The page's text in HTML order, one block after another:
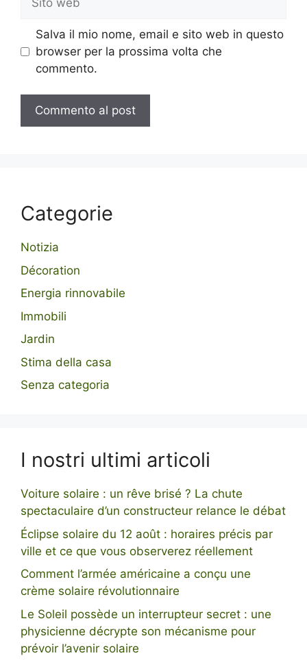
web
Salva il mio nome, email e sito web in questo
browser per la prossima volta che
commento.
Categorie
Notizia
Décoration
Energia rinnovabile
Immobili
Jardin
Stima della casa
Senza categoria
I nostri ultimi articoli
Voiture solaire : un rêve brisé ? La chute
spectaculaire d’un constructeur relance le débat
Éclipse solaire du 12 août : horaires précis par
ville et ce que vous observerez réellement
Comment l’armée américaine a conçu une
crème solaire révolutionnaire
Le Soleil possède un interrupteur secret : une
physicienne décrypte son mécanisme pour
prévoir l’avenir solaire